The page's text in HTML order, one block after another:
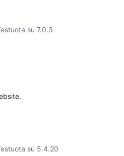
su 7.0.3
su 5.4.20